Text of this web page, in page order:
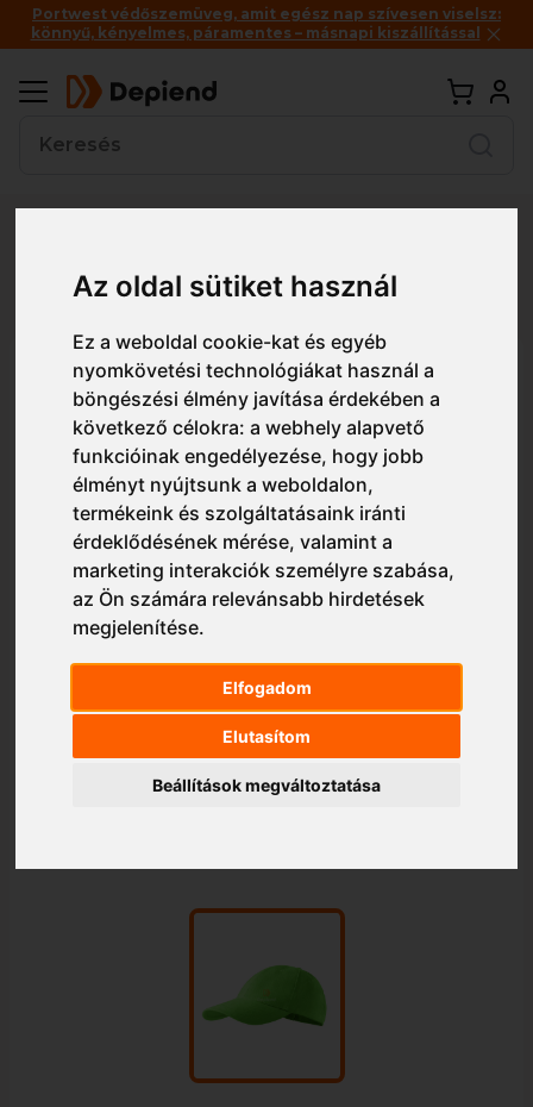
Az oldal sütiket használ
Ez a weboldal cookie-kat és egyéb
nyomkövetési technológiákat használ a
böngészési élmény javítása érdekében a
következő célokra:a webhely alapvető
funkcióinak engedélyezése, hogy jobb
élményt nyújtsunk a weboldalon,
termékeink és szolgáltatásaink iránti
érdeklődésének mérése, valamint a
marketing interakciók személyre szabása,
az Ön számára relevánsabb hirdetések
megjelenítése.
Elfogadom
Elutasítom
Beállítások megváltoztatása
Portwest védőszemüveg, amit egész nap szívesen viselsz:
könnyű, kényelmes, páramentes – másnapi kiszállítással
Részletes nézet Egyszerű nézet
ADL305 Malfini 6P unisex
baseball sapka